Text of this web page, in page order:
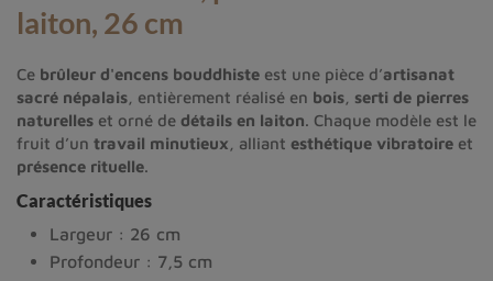
laiton, 26 cm
Ce brûleur d'encens bouddhiste est une pièce d’artisanat
sacré népalais , entièrement réalisé en bois serti de pierres
naturelles et orné de détails en laiton. Chaque modèle est le
fruit d’un travail minutieux , alliant esthétique vibratoire et
présence rituelle.
Caractéristiques
Largeur : 26 cm
Profondeur : 7,5 cm